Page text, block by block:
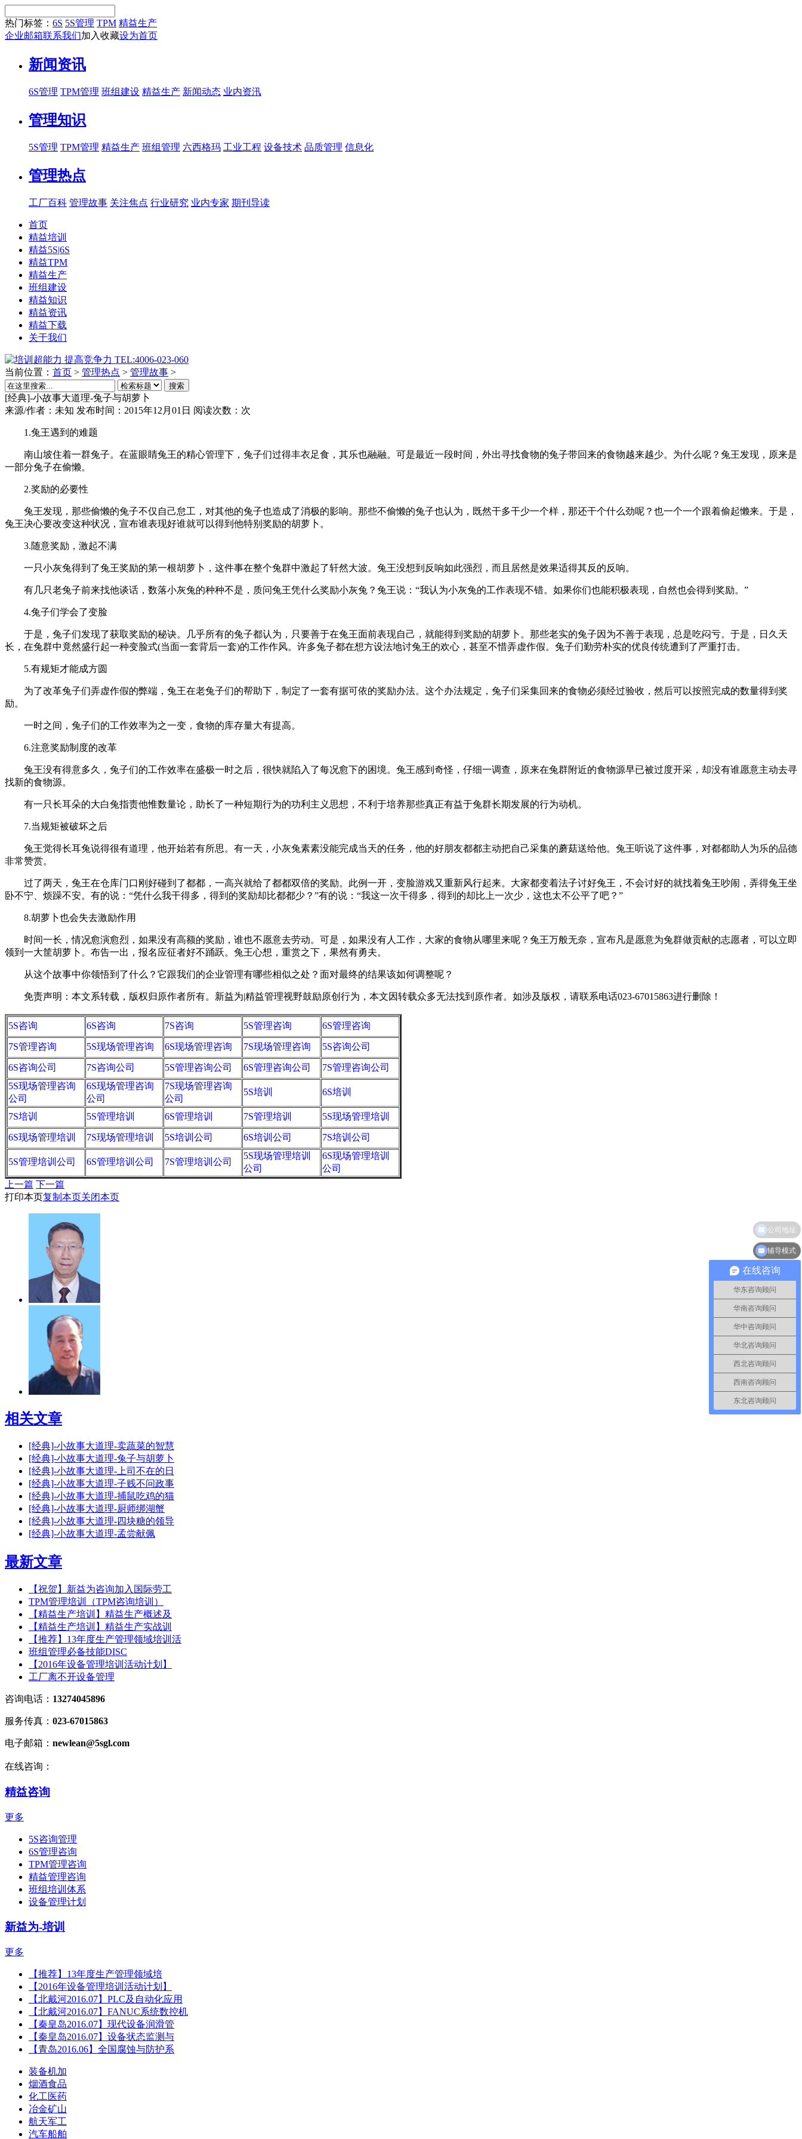
热门标签： 6S 5S管理 TPM 精益生产
企业邮箱联系我们加入收藏设为首页
新闻资讯
6S管理 TPM管理 班组建设 精益生产 新闻动态 业内资汛
管理知识
5S管理 TPM管理 精益生产 班组管理 六西格玛 工业工程 设备技术 品质管理 信息化
管理热点
工厂百科 管理故事 关注焦点 行业研究 业内专家 期刊导读
首页
精益培训
精益5S|6S
精益TPM
精益生产
班组建设
精益知识
精益资讯
精益下载
关于我们
当前位置： 首页 > 管理热点 > 管理故事 >
搜索
[经典]-小故事大道理-兔子与胡萝卜
来源/作者： 未知 发布时间：2015年12月01日 阅读次数： 次
1.兔王遇到的难题
南山坡住着一群兔子。在蓝眼睛兔王的精心管理下，兔子们过得丰衣足食，其乐也融融。可是最近一段时间，外出寻找食物的兔子带回来的食物越来越少。为什么呢？兔王发现，原来是
一部分兔子在偷懒。
2.奖励的必要性
兔王发现，那些偷懒的兔子不仅自己怠工，对其他的兔子也造成了消极的影响。那些不偷懒的兔子也认为，既然干多干少一个样，那还干个什么劲呢？也一个一个跟着偷起懒来。于是，
兔王决心要改变这种状况，宣布谁表现好谁就可以得到他特别奖励的胡萝卜。
3.随意奖励，激起不满
一只小灰兔得到了兔王奖励的第一根胡萝卜，这件事在整个兔群中激起了轩然大波。兔王没想到反响如此强烈，而且居然是效果适得其反的反响。
有几只老兔子前来找他谈话，数落小灰兔的种种不是，质问兔王凭什么奖励小灰兔？兔王说：“我认为小灰兔的工作表现不错。如果你们也能积极表现，自然也会得到奖励。”
4.兔子们学会了变脸
于是，兔子们发现了获取奖励的秘诀。几乎所有的兔子都认为，只要善于在兔王面前表现自己，就能得到奖励的胡萝卜。那些老实的兔子因为不善于表现，总是吃闷亏。于是，日久天
长，在兔群中竟然盛行起一种变脸式(当面一套背后一套)的工作作风。许多兔子都在想方设法地讨兔王的欢心，甚至不惜弄虚作假。兔子们勤劳朴实的优良传统遭到了严重打击。
5.有规矩才能成方圆
为了改革兔子们弄虚作假的弊端，兔王在老兔子们的帮助下，制定了一套有据可依的奖励办法。这个办法规定，兔子们采集回来的食物必须经过验收，然后可以按照完成的数量得到奖
励。
一时之间，兔子们的工作效率为之一变，食物的库存量大有提高。
6.注意奖励制度的改革
兔王没有得意多久，兔子们的工作效率在盛极一时之后，很快就陷入了每况愈下的困境。兔王感到奇怪，仔细一调查，原来在兔群附近的食物源早已被过度开采，却没有谁愿意主动去寻
找新的食物源。
有一只长耳朵的大白兔指责他惟数量论，助长了一种短期行为的功利主义思想，不利于培养那些真正有益于兔群长期发展的行为动机。
7.当规矩被破坏之后
兔王觉得长耳兔说得很有道理，他开始若有所思。有一天，小灰兔素素没能完成当天的任务，他的好朋友都都主动把自己采集的蘑菇送给他。兔王听说了这件事，对都都助人为乐的品德
非常赞赏。
过了两天，兔王在仓库门口刚好碰到了都都，一高兴就给了都都双倍的奖励。此例一开，变脸游戏又重新风行起来。大家都变着法子讨好兔王，不会讨好的就找着兔王吵闹，弄得兔王坐
卧不宁、烦躁不安。有的说：“凭什么我干得多，得到的奖励却比都都少？”有的说：“我这一次干得多，得到的却比上一次少，这也太不公平了吧？”
8.胡萝卜也会失去激励作用
时间一长，情况愈演愈烈，如果没有高额的奖励，谁也不愿意去劳动。可是，如果没有人工作，大家的食物从哪里来呢？兔王万般无奈，宣布凡是愿意为兔群做贡献的志愿者，可以立即
领到一大筐胡萝卜。布告一出，报名应征者好不踊跃。兔王心想，重赏之下，果然有勇夫。
从这个故事中你领悟到了什么？它跟我们的企业管理有哪些相似之处？面对最终的结果该如何调整呢？
免责声明：本文系转载，版权归原作者所有。新益为|精益管理视野鼓励原创行为，本文因转载众多无法找到原作者。如涉及版权，请联系电话023-67015863进行删除！
5S咨询 6S咨询 7S咨询 5S管理咨询 6S管理咨询
7S管理咨询 5S现场管理咨询 6S现场管理咨询 7S现场管理咨询 5S咨询公司
6S咨询公司 7S咨询公司 5S管理咨询公司 6S管理咨询公司
7S管理咨询公司
5S现场管理咨询
公司
6S现场管理咨询
公司
7S现场管理咨询
公司
5S培训 6S培训
7S培训 5S管理培训 6S管理培训 7S管理培训 5S现场管理培训
6S现场管理培训 7S现场管理培训 5S培训公司 6S培训公司 7S培训公司
5S管理培训公司 6S管理培训公司 7S管理培训公司
5S现场管理培训
公司
6S现场管理培训
公司
上一篇
下一篇
打印本页复制本页 关闭本页
相关文章
[经典]-小故事大道理-卖蔬菜的智慧
[经典]-小故事大道理-兔子与胡萝卜
[经典]-小故事大道理-上司不在的日
[经典]-小故事大道理-子贱不问政事
[经典]-小故事大道理-捕鼠吃鸡的猫
[经典]-小故事大道理-厨师绑湖蟹
[经典]-小故事大道理-四块糖的领导
[经典]-小故事大道理-孟尝献佩
最新文章
【祝贺】新益为咨询加入国际劳工
TPM管理培训（TPM咨询培训）
【精益生产培训】精益生产概述及
【精益生产培训】精益生产实战训
【推荐】13年度生产管理领域培训活
班组管理必备技能DISC
【2016年设备管理培训活动计划】
工厂离不开设备管理
咨询电话： 13274045896
服务传真： 023-67015863
电子邮箱： newlean@5sgl.com
在线咨询：
精益咨询
更多
5S咨询管理
6S管理咨询
TPM管理咨询
精益管理咨询
班组培训体系
设备管理计划
新益为-培训
更多
【推荐】13年度生产管理领域培
【2016年设备管理培训活动计划】
【北戴河2016.07】PLC及自动化应用
【北戴河2016.07】FANUC系统数控机
【秦皇岛2016.07】现代设备润滑管
【秦皇岛2016.07】设备状态监测与
【青岛2016.06】全国腐蚀与防护系
装备机加
烟酒食品
化工医药
冶金矿山
航天军工
汽车船舶
在线咨询
华东咨询顾问
华南咨询顾问
华中咨询顾问
华北咨询顾问
西北咨询顾问
西南咨询顾问
东北咨询顾问
辅导模式